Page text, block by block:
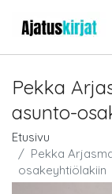
Pekka
asunto-
Etusivu
Pekka
osakeyhtiölakiin